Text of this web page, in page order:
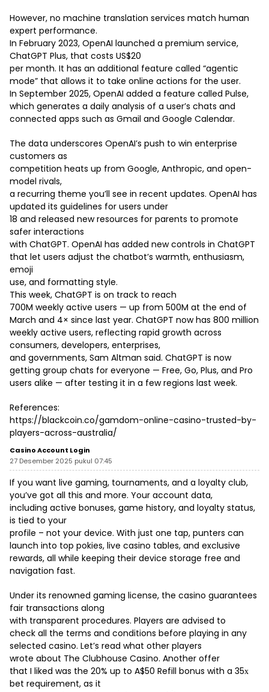
However, no machine translation services match human
expert performance.
In February 2023, OpenAI launched a premium service,
ChatGPT Plus, that costs US$20
per month. It has an additional feature called “agentic
mode” that allows it to take online actions for the user.
In September 2025, OpenAI added a feature called Pulse,
which generates a daily analysis of a user’s chats and
connected apps such as Gmail and Google Calendar.
The data underscores OpenAI’s push to win enterprise
customers as
competition heats up from Google, Anthropic, and open-
model rivals,
a recurring theme you’ll see in recent updates. OpenAI has
updated its guidelines for users under
18 and released new resources for parents to promote
safer interactions
with ChatGPT. OpenAI has added new controls in ChatGPT
that let users adjust the chatbot’s warmth, enthusiasm,
emoji
use, and formatting style.
This week, ChatGPT is on track to reach
700M weekly active users — up from 500M at the end of
March and 4× since last year. ChatGPT now has 800 million
weekly active users, reflecting rapid growth across
consumers, developers, enterprises,
and governments, Sam Altman said. ChatGPT is now
getting group chats for everyone — Free, Go, Plus, and Pro
users alike — after testing it in a few regions last week.
References:
https://blackcoin.co/gamdom-online-casino-trusted-by-
players-across-australia/
Casino Account Login
27 Desember 2025 pukul 07:45
If you want live gaming, tournaments, and a loyalty club,
you’ve got all this and more. Your account data,
including active bonuses, game history, and loyalty status,
is tied to your
profile – not your device. With just one tap, punters can
launch into top pokies, live casino tables, and exclusive
rewards, all while keeping their device storage free and
navigation fast.
Under its renowned gaming license, the casino guarantees
fair transactions along
with transparent procedures. Players are advised to
check all the terms and conditions before playing in any
selected casino. Let’s read what other players
wrote about The Clubhouse Casino. Another offer
that I liked was the 20% up to A$50 Refill bonus with a 35х
bet requirement, as it